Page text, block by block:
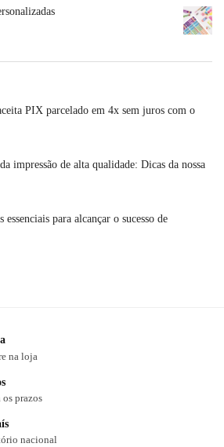
PIX parcelado em 4x sem juros com o
impressão de alta qualidade: Dicas da nossa
para alcançar o sucesso de
na loja
os prazos
nacional